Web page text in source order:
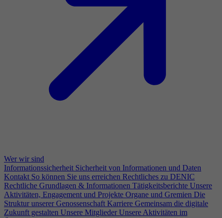
Wer wir sind
Informationssicherheit Sicherheit von Informationen und Daten
Kontakt So können Sie uns erreichen Rechtliches zu DENIC
Rechtliche Grundlagen & Informationen Tätigkeitsberichte Unsere
Aktivitäten, Engagement und Projekte Organe und Gremien Die
Struktur unserer Genossenschaft Karriere Gemeinsam die digitale
Zukunft gestalten Unsere Mitglieder Unsere Aktivitäten im